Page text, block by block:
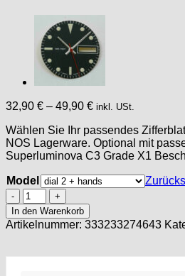
32,90 € – 49,90 € inkl. USt.
Wählen Sie Ihr passendes
NOS Lagerware. Optional mit
Superluminova C3 Grade X1
Model
Zifferblatt
+
Zeiger
für
2836-
In den Warenkorb
Artikelnummer: 333233274643